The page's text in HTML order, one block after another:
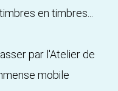
en timbres...
par l'Atelier de
mobile